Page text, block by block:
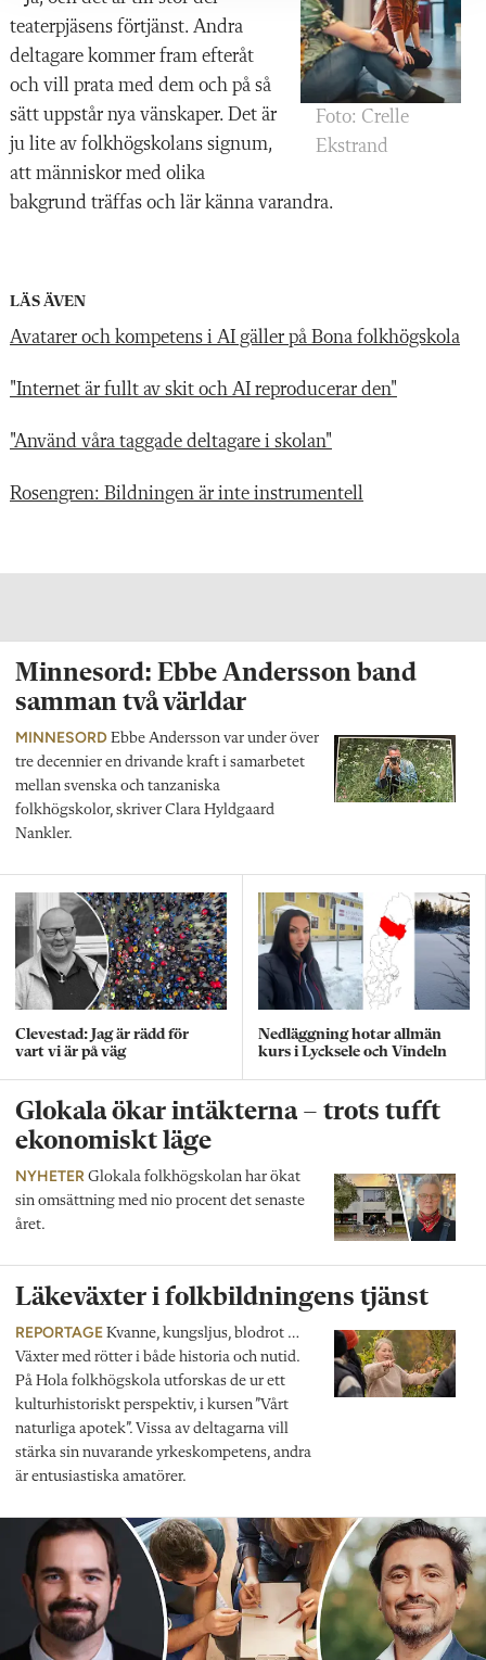
Foto: Crelle
Ekstrand
teaterpjäsens förtjänst. Andra
deltagare kommer fram efteråt
och vill prata med dem och på så
sätt uppstår nya vänskaper. Det är
ju lite av folkhögskolans signum,
att människor med olika
bakgrund träffas och lär känna varandra.
LÄS ÄVEN
Avatarer och kompetens i AI gäller på Bona folkhögskola
"Internet är fullt av skit och AI reproducerar den"
"Använd våra taggade deltagare i skolan"
Rosengren: Bildningen är inte instrumentell
Minnesord: Ebbe Andersson band
samman två världar
MINNESORD Ebbe Andersson var under över
tre decennier en drivande kraft i samarbetet
mellan svenska och tanzaniska
folkhögskolor, skriver Clara Hyldgaard
Nankler.
Clevestad: Jag är rädd för
vart vi är på väg
Nedläggning hotar allmän
kurs i Lycksele och Vindeln
Glokala ökar intäkterna – trots tufft
ekonomiskt läge
NYHETER Glokala folkhögskolan har ökat
sin omsättning med nio procent det senaste
året.
Läkeväxter i folkbildningens tjänst
REPORTAGE Kvanne, kungsljus, blodrot …
Växter med rötter i både historia och nutid.
På Hola folkhögskola utforskas de ur ett
kulturhistoriskt perspektiv, i kursen ”Vårt
naturliga apotek”. Vissa av deltagarna vill
stärka sin nuvarande yrkeskompetens, andra
är entusiastiska amatörer.